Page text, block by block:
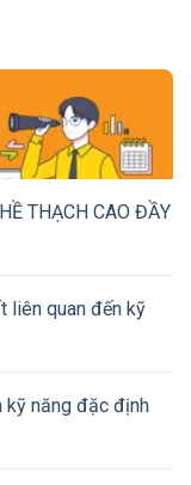
THẠCH CAO ĐẦY
liên quan đến kỹ
kỹ năng đặc định